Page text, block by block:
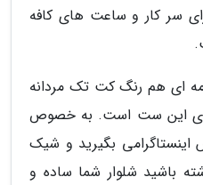
سر کار و ساعت های کافه
ای هم رنگ کت تک مردانه
این ست است. به خصوص
بگیرید و شیک
باشید شلوار شما ساده و